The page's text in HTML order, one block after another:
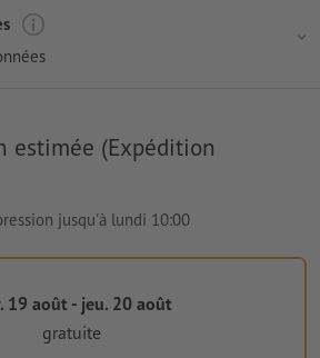
estimée (Expédition
jusqu'à lundi 10:00
19 août - jeu. 20 août
gratuite